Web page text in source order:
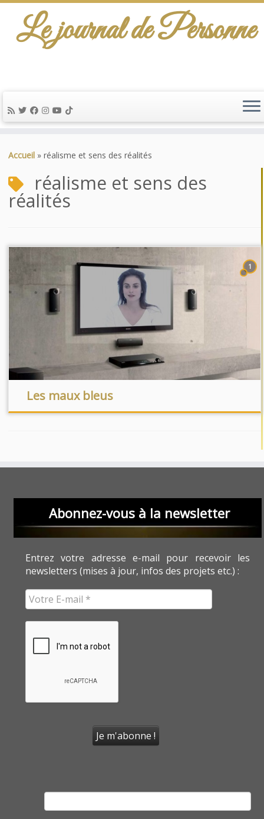
au
Le journal de Personne
Accueil » réalisme et sens des réalités
réalisme et sens des
réalités
1
Les maux bleus
Abonnez-vous à la newsletter
Entrez votre adresse e-mail pour recevoir les
newsletters (mises à jour, infos des projets etc.) :